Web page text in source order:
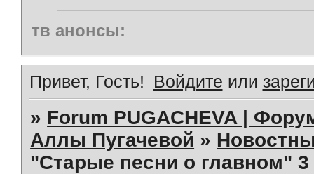
тв анонсы:
Привет, Гость! Войдите или
» Forum PUGACHEVA |
Аллы Пугачевой »
"Старые песни о главном"